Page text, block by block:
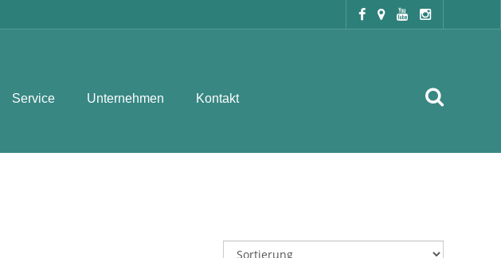
Service Unternehmen Kontakt